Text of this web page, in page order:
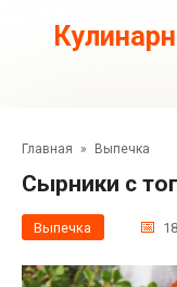
контенту
Главная » Выпечка
Сырники с
Выпечка